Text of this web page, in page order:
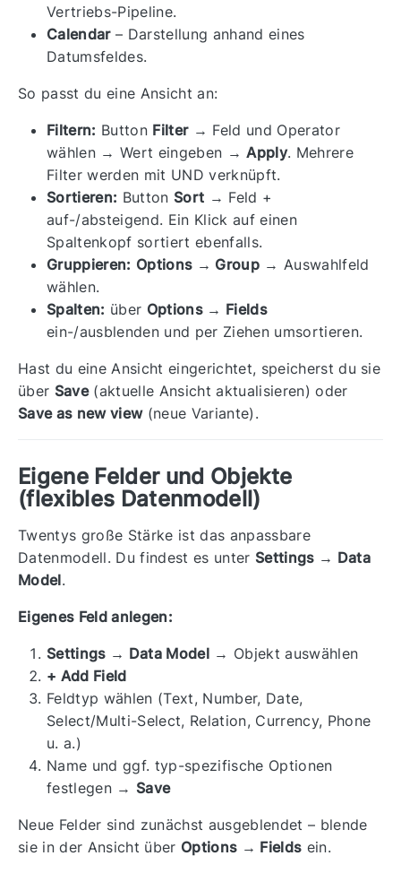
Vertriebs-Pipeline.
Calendar– Darstellung anhand eines
Datumsfeldes.
So passt du eine Ansicht an:
Filtern: Button Filter→ Feld und Operator
wählen → Wert eingeben →Apply. Mehrere
Filter werden mit UND verknüpft.
Sortieren: Button Sort → Feld +
auf-/absteigend. Ein Klick auf einen
Spaltenkopf sortiert ebenfalls.
Gruppieren: Options → Group→ Auswahlfeld
wählen.
Spalten: über Options → Fields
ein-/ausblenden und per Ziehen umsortieren.
Hast du eine Ansicht eingerichtet, speicherst du sie
über Save(aktuelle Ansicht aktualisieren) oder
Save as new view(neue Variante).
Eigene Felder und Objekte
(flexibles Datenmodell)
Twentys große Stärke ist das anpassbare
Datenmodell. Du findest es unter Settings → Data
Model.
Eigenes Feld anlegen:
Settings → Data Model→ Objekt auswählen
+ Add Field
Feldtyp wählen (Text, Number, Date,
Select/Multi-Select, Relation, Currency, Phone
u. a.)
Name und ggf. typ-spezifische Optionen
festlegen → Save
Neue Felder sind zunächst ausgeblendet – blende
sie in der Ansicht über Options → Fields ein.